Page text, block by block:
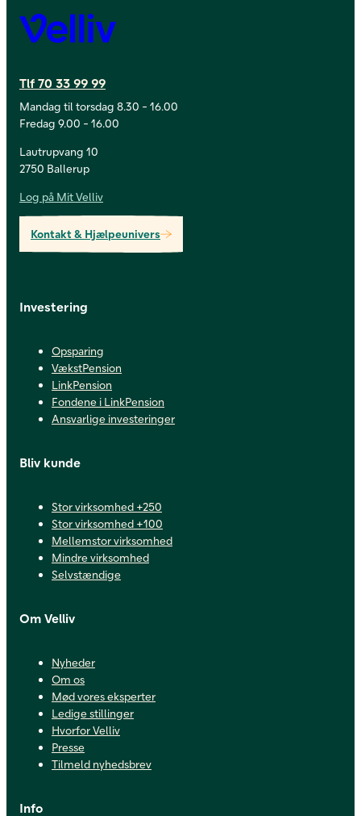
Velliv
Tlf 70 33 99 99
Mandag til torsdag 8.30 - 16.00
Fredag 9.00 - 16.00
Lautrupvang 10
2750 Ballerup
Log på Mit Velliv
Kontakt & Hjælpeunivers
Investering
Opsparing
VækstPension
LinkPension
Fondene i LinkPension
Ansvarlige investeringer
Bliv kunde
Stor virksomhed +250
Stor virksomhed +100
Mellemstor virksomhed
Mindre virksomhed
Selvstændige
Om Velliv
Nyheder
Om os
Mød vores eksperter
Ledige stillinger
Hvorfor Velliv
Presse
Tilmeld nyhedsbrev
Info